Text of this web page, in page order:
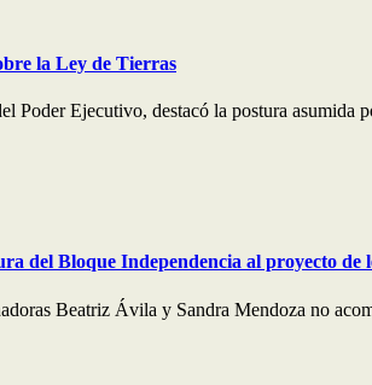
la Ley de Tierras
Poder Ejecutivo, destacó la postura asumida
del Bloque Independencia al proyecto
Beatriz Ávila y Sandra Mendoza no